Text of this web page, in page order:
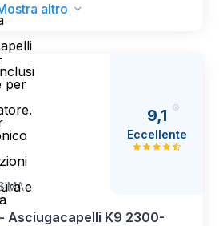
altro
per
e
9,1
Eccellente
Asciugacapelli K9 2300-